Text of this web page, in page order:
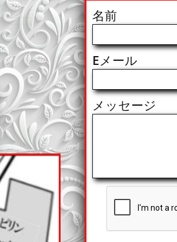
名前
Eメール
メッセージ